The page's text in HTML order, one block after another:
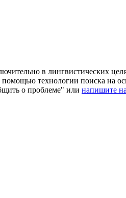
в лингвистических
помощью технологии поиска
о проблеме" или напишите